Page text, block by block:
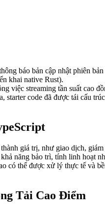
báo bản cập nhật phiên
khai native Rust).
streaming tần suất cao
code đã được tái cấu
giá trị, như giao dịch,
năng bảo trì, tính linh hoạt
thể được xử lý thực tế và
Tải Cao Điểm